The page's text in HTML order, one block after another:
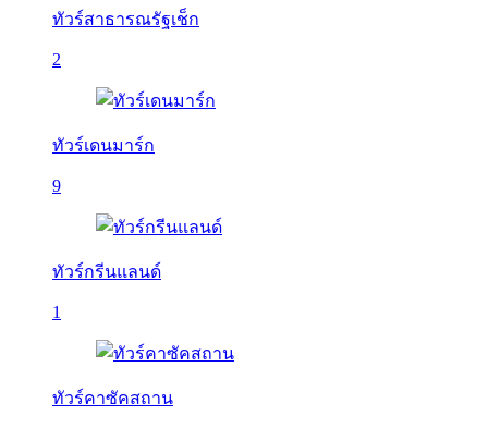
ทัวร์สาธารณรัฐเช็ก
2
ทัวร์เดนมาร์ก
9
ทัวร์กรีนแลนด์
1
ทัวร์คาซัคสถาน